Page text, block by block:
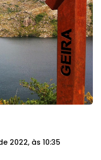
2022, às 10:35